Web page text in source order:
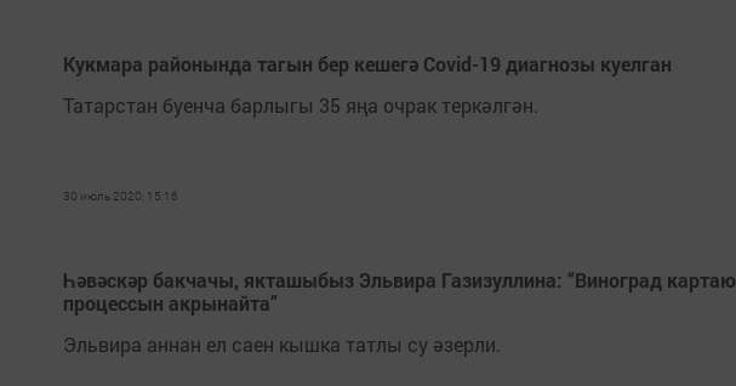
Кукмара районында тагын бер кешегә Covid-19 диагнозы куелган
Татарстан буенча барлыгы 35 яңа очрак теркәлгән.
30 июль 2020, 15:16
Һәвәскәр бакчачы, якташыбыз Эльвира Газизуллина: “Виноград картаю
процессын акрынайта”
Эльвира аннан ел саен кышка татлы су әзерли.